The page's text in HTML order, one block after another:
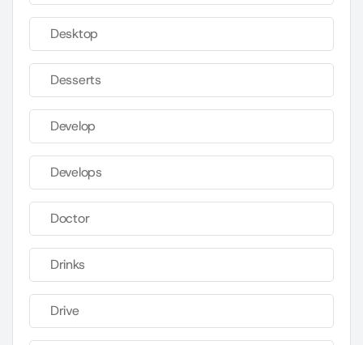
Desktop
Desserts
Develop
Develops
Doctor
Drinks
Drive